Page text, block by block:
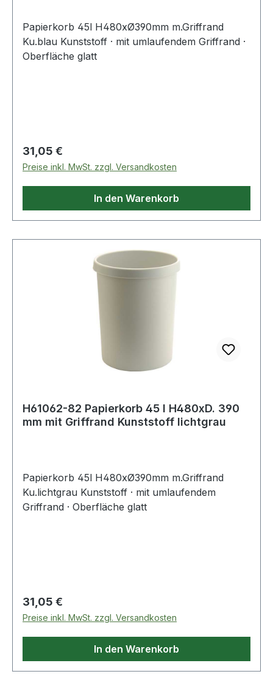
Papierkorb 45l H480xØ390mm m.Griffrand
Ku.blau Kunststoff · mit umlaufendem Griffrand ·
Oberfläche glatt
Regulärer Preis:
31,05 €
Preise inkl. MwSt. zzgl. Versandkosten
In den Warenkorb
H61062-82 Papierkorb 45 l H480xD. 390
mm mit Griffrand Kunststoff lichtgrau
Papierkorb 45l H480xØ390mm m.Griffrand
Ku.lichtgrau Kunststoff · mit umlaufendem
Griffrand · Oberfläche glatt
Regulärer Preis:
31,05 €
Preise inkl. MwSt. zzgl. Versandkosten
In den Warenkorb